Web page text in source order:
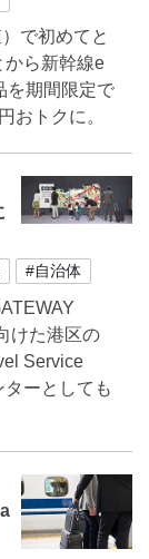
で初めてと
から新幹線e
を期間限定で
おトクに。
#自治体
けた港区の
Service
ーとしても